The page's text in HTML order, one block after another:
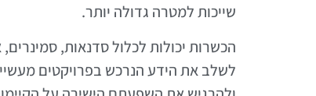
שייכות למטרה גדולה יותר.
הכשרות יכולות לכלול סדנאות,
לשלב את הידע הנרכש בפרויקטים